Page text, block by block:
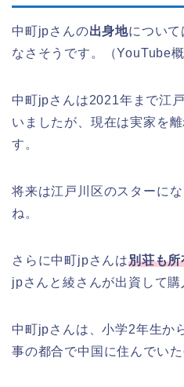
中町jpさんの出身地について
なさそうです。（YouTube
中町jpさんは2021年まで江
いましたが、現在は実家を
す。
将来は江戸川区のスターに
ね。
さらに中町jpさんは別荘も所
jpさんと綾さんが出資して購
中町jpさんは、小学2年生か
事の都合で中国に住んでいた